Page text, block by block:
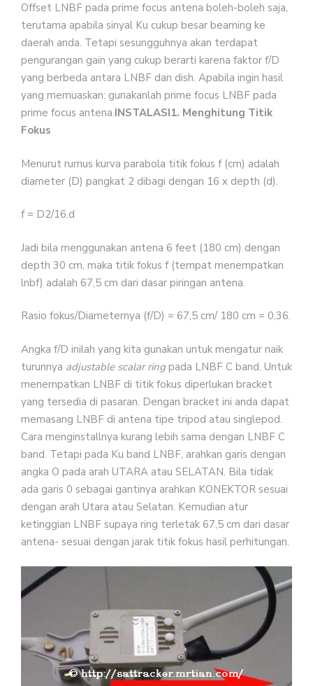
Offset LNBF pada prime focus antena boleh-boleh saja,
terutama apabila sinyal Ku cukup besar beaming ke
daerah anda. Tetapi sesungguhnya akan terdapat
pengurangan gain yang cukup berarti karena faktor f/D
yang berbeda antara LNBF dan dish. Apabila ingin hasil
yang memuaskan: gunakanlah prime focus LNBF pada
prime focus antena.INSTALASI1. Menghitung Titik
Fokus
Menurut rumus kurva parabola titik fokus f (cm) adalah
diameter (D) pangkat 2 dibagi dengan 16 x depth (d).
f = D2/16.d
Jadi bila menggunakan antena 6 feet (180 cm) dengan
depth 30 cm, maka titik fokus f (tempat menempatkan
lnbf) adalah 67,5 cm dari dasar piringan antena.
Rasio fokus/Diameternya (f/D) = 67,5 cm/ 180 cm = 0,36.
Angka f/D inilah yang kita gunakan untuk mengatur naik
turunnya adjustable scalar ringpada LNBF C band. Untuk
menempatkan LNBF di titik fokus diperlukan bracket
yang tersedia di pasaran. Dengan bracket ini anda dapat
memasang LNBF di antena tipe tripod atau singlepod.
Cara menginstallnya kurang lebih sama dengan LNBF C
band. Tetapi pada Ku band LNBF, arahkan garis dengan
angka O pada arah UTARA atau SELATAN. Bila tidak
ada garis 0 sebagai gantinya arahkan KONEKTOR sesuai
dengan arah Utara atau Selatan. Kemudian atur
ketinggian LNBF supaya ring terletak 67,5 cm dari dasar
antena- sesuai dengan jarak titik fokus hasil perhitungan.